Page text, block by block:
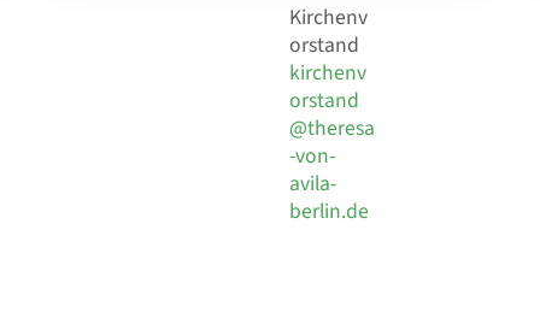
Kirchenv
orstand
kirchenv
orstand
@theresa
-von-
avila-
berlin.de